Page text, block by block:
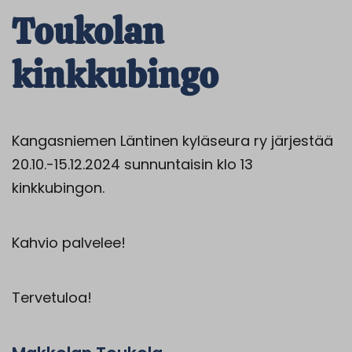
Toukolan
kinkkubingo
Kangasniemen Läntinen kyläseura ry järjestää
20.10.-15.12.2024 sunnuntaisin klo 13
kinkkubingon.
Kahvio palvelee!
Tervetuloa!